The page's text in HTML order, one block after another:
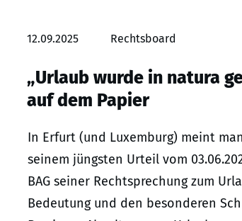
12.09.2025 Rechtsboard
„Urlaub wurde in natura
auf dem Papier
In Erfurt (und Luxemburg) meint
seinem jüngsten Urteil vom
BAG seiner Rechtsprechung zum
Bedeutung und den besonderen